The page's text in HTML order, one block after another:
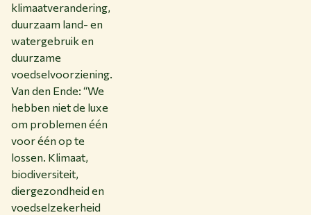
klimaatverandering,
duurzaam land- en
watergebruik en
duurzame
voedselvoorziening.
Van den Ende: “We
hebben niet de luxe
om problemen één
voor één op te
lossen. Klimaat,
biodiversiteit,
diergezondheid en
voedselzekerheid